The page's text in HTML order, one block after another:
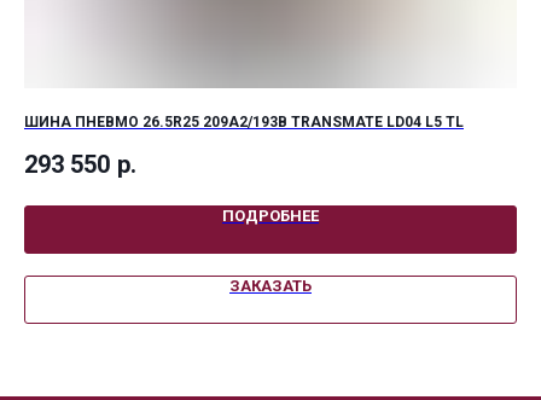
ШИНА ПНЕВМО 26.5R25 209A2/193B TRANSMATE LD04 L5 TL
293 550 р.
ПОДРОБНЕЕ
ЗАКАЗАТЬ